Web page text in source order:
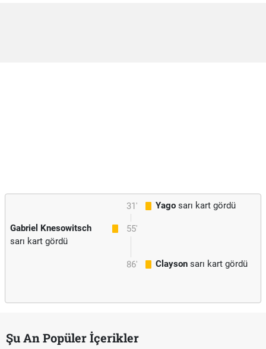
31' Yago sarı kart gördü
55'
Gabriel Knesowitsch
sarı kart gördü
86' Clayson sarı kart gördü
Şu An Popüler İçerikler